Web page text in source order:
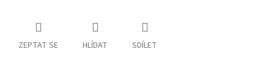
ZEPTAT SE HLÍDAT SDÍLET